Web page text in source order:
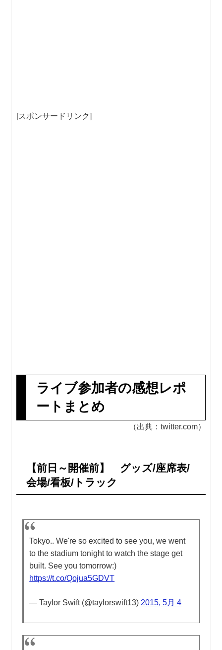
[スポンサードリンク]
ライブ参加者の感想レポ
ートまとめ
（出典：twitter.com）
【前日～開催前】 グッズ/座席表/
会場/看板/トラック
Tokyo.. We're so excited to see you, we went
to the stadium tonight to watch the stage get
built. See you tomorrow:)
https://t.co/Qojua5GDVT
— Taylor Swift (@taylorswift13) 2015, 5月 4